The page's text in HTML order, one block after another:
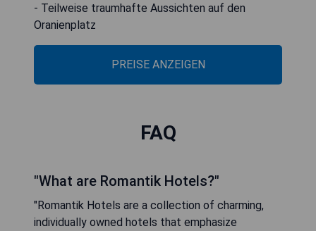
- Teilweise traumhafte Aussichten auf den
Oranienplatz
PREISE ANZEIGEN
FAQ
"What are Romantik Hotels?"
"Romantik Hotels are a collection of charming,
individually owned hotels that emphasize